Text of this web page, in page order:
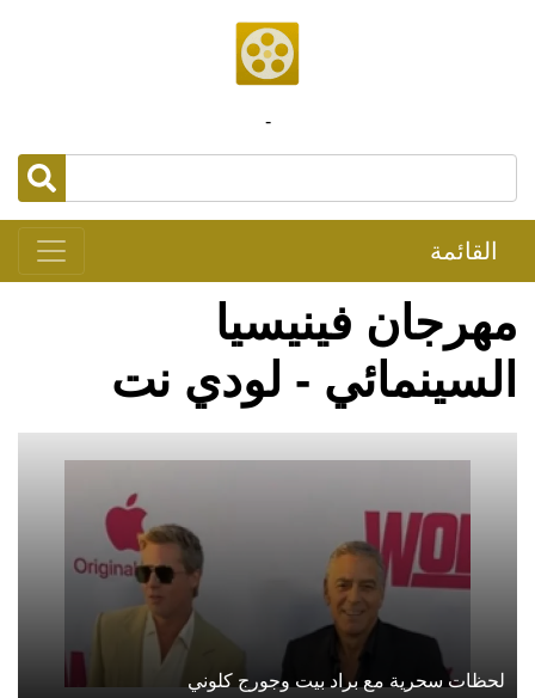
-
القائمة
مهرجان فينيسيا
السينمائي - لودي نت
لحظات سحرية مع براد بيت وجورج كلوني